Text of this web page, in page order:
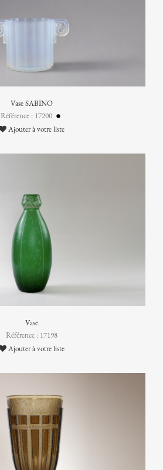
Vase SABINO
Référence : 17200
Ajouter à votre liste
Vase
Référence : 17198
Ajouter à votre liste